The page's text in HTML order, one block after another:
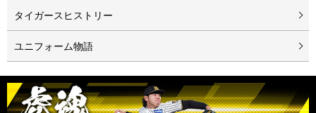
タイガースヒストリー
ユニフォーム物語